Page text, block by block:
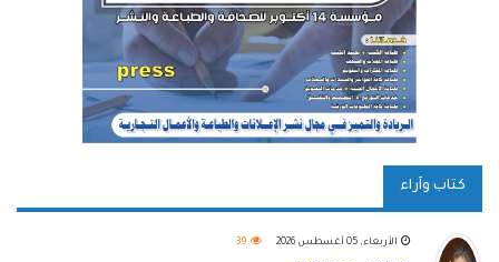
كتاب وآراء
الأربعاء, 05 أغسطس 2026 39